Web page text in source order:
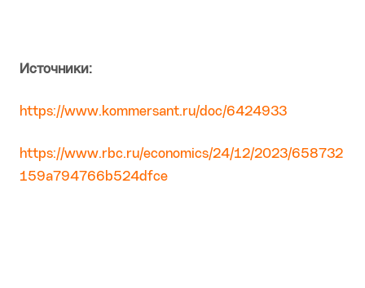
Источники:
https://www.kommersant.ru/doc/6424933
https://www.rbc.ru/economics/24/12/2023/658732
159a794766b524dfce